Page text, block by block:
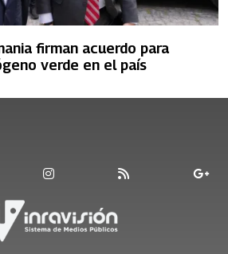
firman acuerdo para
verde en el país